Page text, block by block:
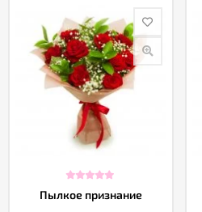
Пылкое признание